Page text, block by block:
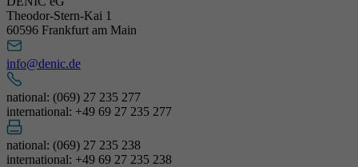
Theodor-Stern-Kai 1
60596 Frankfurt am Main
info@denic.de
national: (069) 27 235 277
international: +49 69 27 235 277
national: (069) 27 235 238
international: +49 69 27 235 238